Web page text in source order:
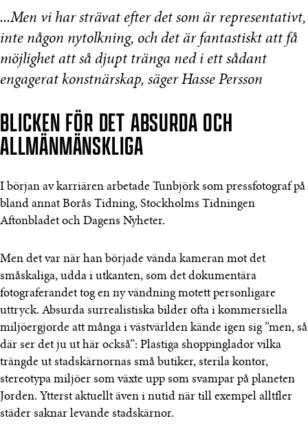
...Men vi har strävat efter det som är representativt,
inte någon nytolkning, och det är fantastiskt att få
möjlighet att så djupt tränga ned i ett sådant
engagerat konstnärskap, säger Hasse Persson
BLICKEN FÖR DET ABSURDA OCH
ALLMÄNMÄNSKLIGA
I början av karriären arbetade Tunbjörk som pressfotograf på
bland annat Borås Tidning, Stockholms Tidningen
Aftonbladet och Dagens Nyheter.
Men det var när han började vända kameran mot det
småskaliga, udda i utkanten, som det dokumentära
fotograferandet tog en ny vändning motett personligare
uttryck. Absurda surrealistiska bilder ofta i kommersiella
miljöergjorde att många i västvärlden kände igen sig ”men, så
där ser det ju ut här också”: Plastiga shoppinglador vilka
trängde ut stadskärnornas små butiker, sterila kontor,
stereotypa miljöer som växte upp som svampar på planeten
Jorden. Ytterst aktuellt även i nutid när till exempel alltfler
städer saknar levande stadskärnor.